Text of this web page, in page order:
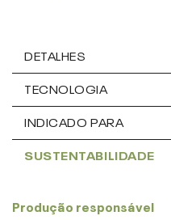
DETALHES
TECNOLOGIA
INDICADO PARA
SUSTENTABILIDADE
Produção responsável